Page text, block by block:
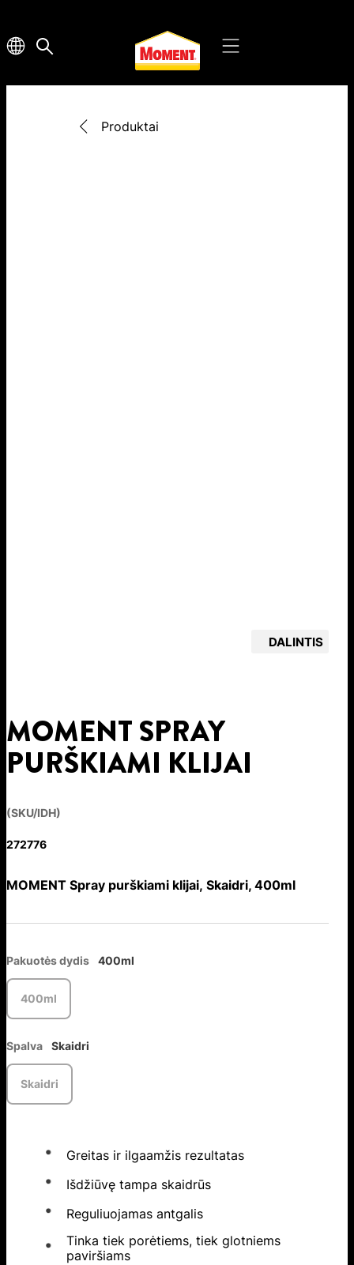
Produktai
DALINTIS
MOMENT SPRAY
PURŠKIAMI KLIJAI
(SKU/IDH)
272776
MOMENT Spray purškiami klijai, Skaidri, 400ml
Pakuotės dydis 400ml
400ml
Spalva Skaidri
Skaidri
Greitas ir ilgaamžis rezultatas
Išdžiūvę tampa skaidrūs
Reguliuojamas antgalis
Tinka tiek porėtiems, tiek glotniems
paviršiams